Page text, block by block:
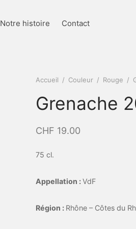
Notre histoire Contact
Accueil / Couleur / Rouge /
Grenache
CHF 19.00
75 cl.
Appellation :VdF
Région : Rhône – Côtes du